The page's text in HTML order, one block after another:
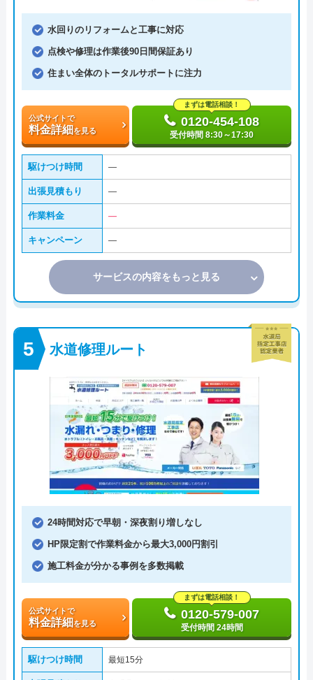
水回りのリフォームと工事に対応
点検や修理は作業後90日間保証あり
住まい全体のトータルサポートに注力
公式サイトで
料金詳細を見る
まずは電話相談！
0120-454-108
受付時間 8:30～17:30
駆けつけ時間 ―
出張見積もり ―
作業料金 ―
キャンペーン ―
サービスの内容をもっと見る
水道修理ルート
24時間対応で早朝・深夜割り増しなし
HP限定割で作業料金から最大3,000円割引
施工料金が分かる事例を多数掲載
公式サイトで
料金詳細を見る
まずは電話相談！
0120-579-007
受付時間 24時間
駆けつけ時間 最短15分